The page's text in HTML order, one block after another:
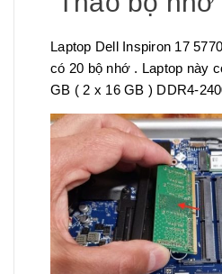
Laptop Dell Inspiron 17
có 20 bộ nhớ . Laptop này
GB ( 2 x 16 GB ) DDR4-